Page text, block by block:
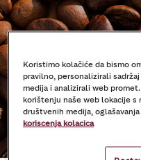
Koristimo kolačiće da bismo
pravilno, personalizirali
medija i analizirali web
korištenju naše web lokacije s
društvenih medija,
koriscenja kolacica